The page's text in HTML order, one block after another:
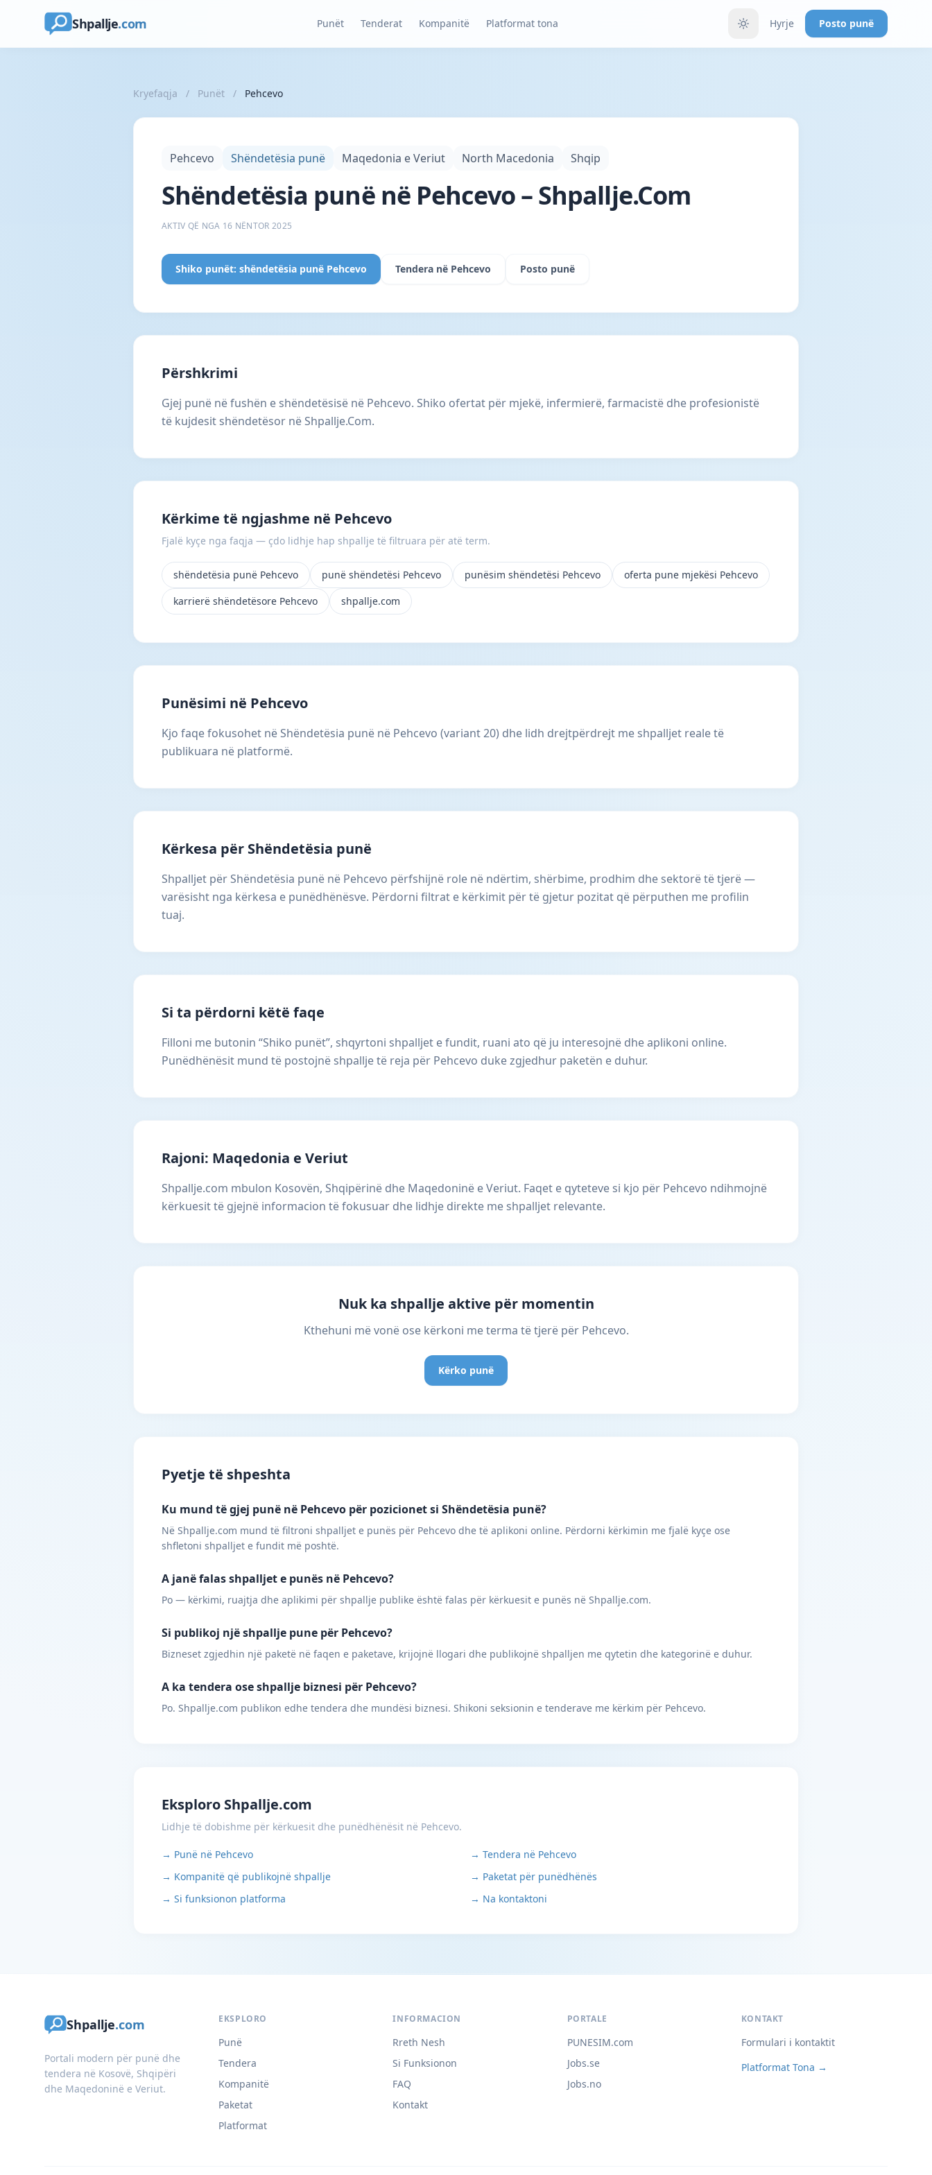
Shpallje.com Punët Tenderat Kompanitë Platformat tona Hyrje Posto punë
Kryefaqja / Punët / Pehcevo
Pehcevo Shëndetësia punë Maqedonia e Veriut North Macedonia Shqip
Shëndetësia punë në Pehcevo – Shpallje.Com
AKTIV QË NGA 16 NËNTOR 2025
Shiko punët: shëndetësia punë Pehcevo Tendera në Pehcevo Posto punë
Përshkrimi
Gjej punë në fushën e shëndetësisë në Pehcevo. Shiko ofertat për mjekë, infermierë, farmacistë dhe profesionistë
të kujdesit shëndetësor në Shpallje.Com.
Kërkime të ngjashme në Pehcevo
Fjalë kyçe nga faqja — çdo lidhje hap shpallje të filtruara për atë term.
shëndetësia punë Pehcevo punë shëndetësi Pehcevo punësim shëndetësi Pehcevo
oferta pune mjekësi Pehcevo
karrierë shëndetësore Pehcevo
shpallje.com
Punësimi në Pehcevo
Kjo faqe fokusohet në Shëndetësia punë në Pehcevo (variant 20) dhe lidh drejtpërdrejt me shpalljet reale të
publikuara në platformë.
Kërkesa për Shëndetësia punë
Shpalljet për Shëndetësia punë në Pehcevo përfshijnë role në ndërtim, shërbime, prodhim dhe sektorë të tjerë —
varësisht nga kërkesa e punëdhënësve. Përdorni filtrat e kërkimit për të gjetur pozitat që përputhen me profilin
tuaj.
Si ta përdorni këtë faqe
Filloni me butonin “Shiko punët”, shqyrtoni shpalljet e fundit, ruani ato që ju interesojnë dhe aplikoni online.
Punëdhënësit mund të postojnë shpallje të reja për Pehcevo duke zgjedhur paketën e duhur.
Rajoni: Maqedonia e Veriut
Shpallje.com mbulon Kosovën, Shqipërinë dhe Maqedoninë e Veriut. Faqet e qyteteve si kjo për Pehcevo ndihmojnë
kërkuesit të gjejnë informacion të fokusuar dhe lidhje direkte me shpalljet relevante.
Nuk ka shpallje aktive për momentin
Kthehuni më vonë ose kërkoni me terma të tjerë për Pehcevo.
Kërko punë
Pyetje të shpeshta
Ku mund të gjej punë në Pehcevo për pozicionet si Shëndetësia punë?
Në Shpallje.com mund të filtroni shpalljet e punës për Pehcevo dhe të aplikoni online. Përdorni kërkimin me fjalë kyçe ose
shfletoni shpalljet e fundit më poshtë.
A janë falas shpalljet e punës në Pehcevo?
Po — kërkimi, ruajtja dhe aplikimi për shpallje publike është falas për kërkuesit e punës në Shpallje.com.
Si publikoj një shpallje pune për Pehcevo?
Bizneset zgjedhin një paketë në faqen e paketave, krijojnë llogari dhe publikojnë shpalljen me qytetin dhe kategorinë e duhur.
A ka tendera ose shpallje biznesi për Pehcevo?
Po. Shpallje.com publikon edhe tendera dhe mundësi biznesi. Shikoni seksionin e tenderave me kërkim për Pehcevo.
Eksploro Shpallje.com
Lidhje të dobishme për kërkuesit dhe punëdhënësit në Pehcevo.
→ Punë në Pehcevo
→ Tendera në Pehcevo
→ Kompanitë që publikojnë shpallje
→ Paketat për punëdhënës
→ Si funksionon platforma
→ Na kontaktoni
Shpallje.com
Portali modern për punë dhe
tendera në Kosovë, Shqipëri
dhe Maqedoninë e Veriut.
EKSPLORO
Punë
Tendera
Kompanitë
Paketat
Platformat
INFORMACION
Rreth Nesh
Si Funksionon
FAQ
Kontakt
PORTALE
PUNESIM.com
Jobs.se
Jobs.no
KONTAKT
Formulari i kontaktit
Platformat Tona →